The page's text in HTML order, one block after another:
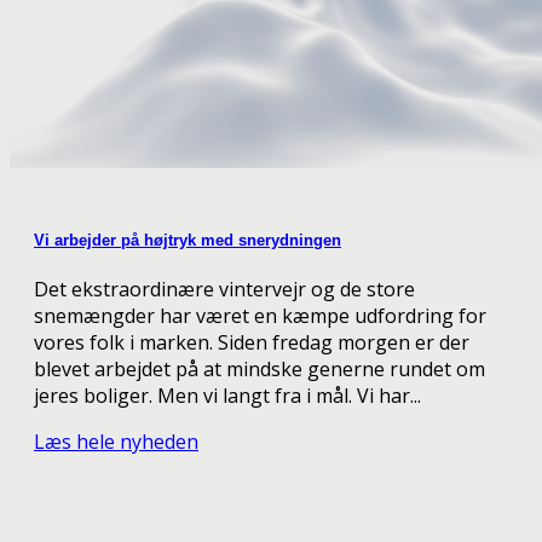
Vi arbejder på højtryk med snerydningen
Det ekstraordinære vintervejr og de store
snemængder har været en kæmpe udfordring for
vores folk i marken. Siden fredag morgen er der
blevet arbejdet på at mindske generne rundet om
jeres boliger. Men vi langt fra i mål. Vi har...
Læs hele nyheden